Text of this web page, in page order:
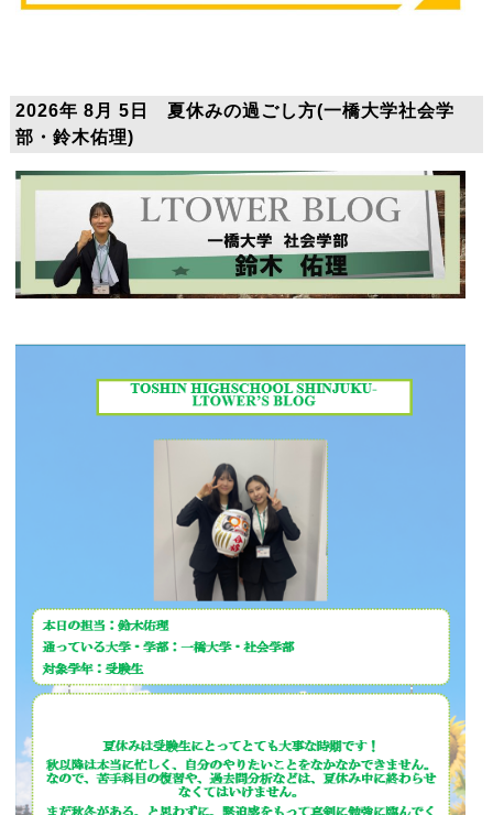
2026年 8月 5日 夏休みの過ごし方(一橋大学社会学
部・鈴木佑理)